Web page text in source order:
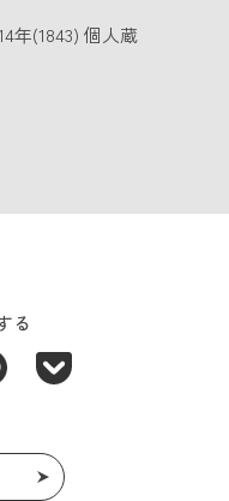
年(1843) 個人蔵
る